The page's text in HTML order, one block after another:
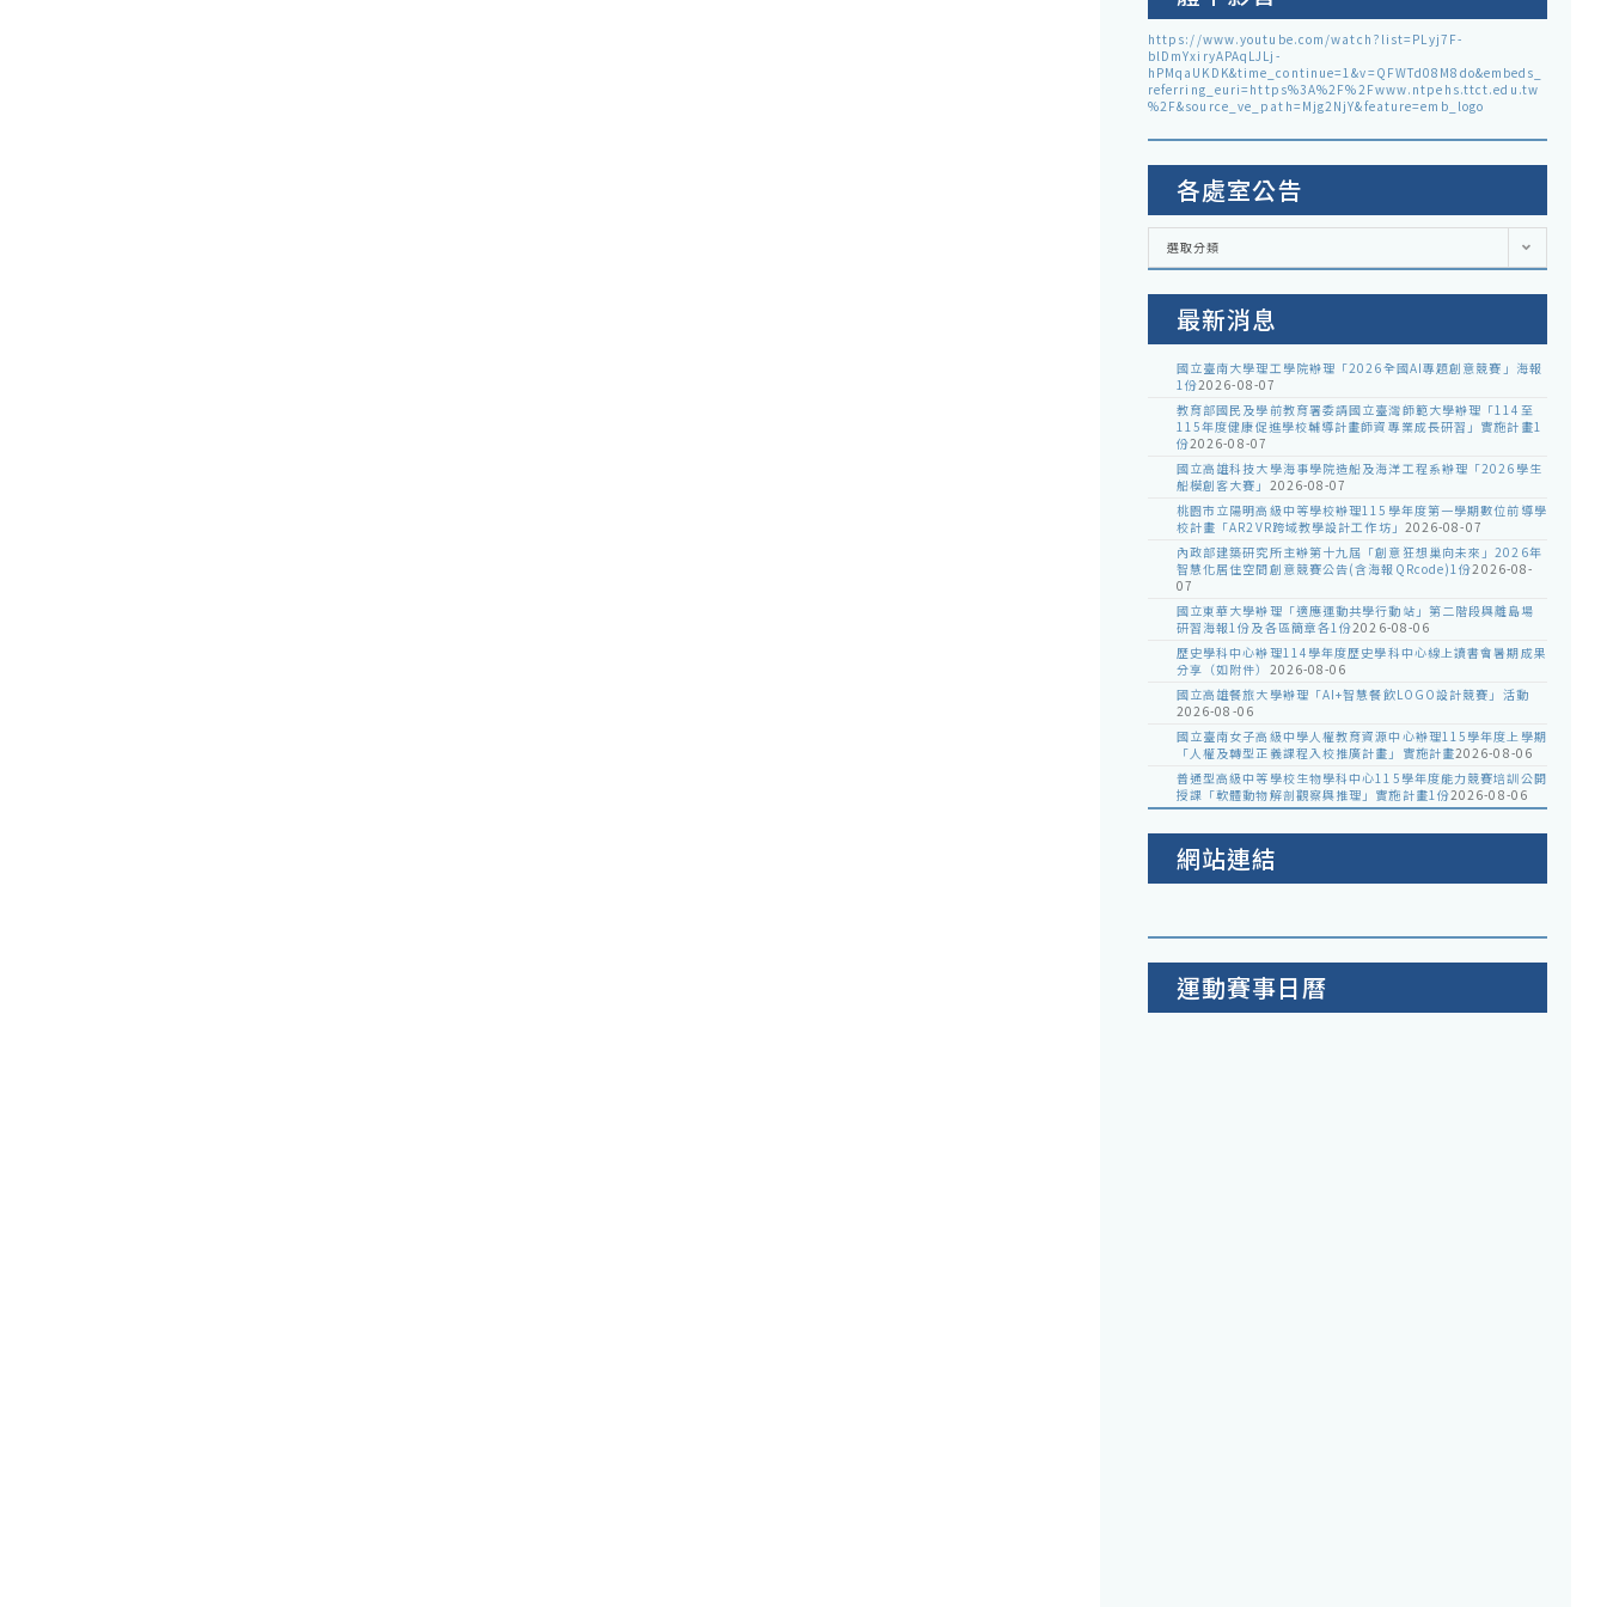
https://www.youtube.com/watch?list=PLyj7F-
blDmYxiryAPAqLJLj-
hPMqaUKDK&time_continue=1&v=QFWTd08M8do&embeds_
referring_euri=https%3A%2F%2Fwww.ntpehs.ttct.edu.tw
%2F&source_ve_path=Mjg2NjY&feature=emb_logo
各處室公告
各
室
選取分類
最新消息
國立臺南大學理工學院辦理「2026全國AI專題創意競賽」海報
1份2026-08-07
教育部國民及學前教育署委請國立臺灣師範大學辦理「114至
115年度健康促進學校輔導計畫師資專業成長研習」實施計畫1
份2026-08-07
國立高雄科技大學海事學院造船及海洋工程系辦理「2026學生
船模創客大賽」 2026-08-07
桃園市立陽明高級中等學校辦理115學年度第一學期數位前導學
校計畫「AR2VR跨域教學設計工作坊」 2026-08-07
內政部建築研究所主辦第十九屆「創意狂想巢向未來」2026年
智慧化居住空間創意競賽公告(含海報QRcode)1份2026-08-
07
國立東華大學辦理「適應運動共學行動站」第二階段與離島場
研習海報1份及各區簡章各1份2026-08-06
歷史學科中心辦理114學年度歷史學科中心線上讀書會暑期成果
分享（如附件） 2026-08-06
國立高雄餐旅大學辦理「AI+智慧餐飲LOGO設計競賽」活動
2026-08-06
國立臺南女子高級中學人權教育資源中心辦理115學年度上學期
「人權及轉型正義課程入校推廣計畫」實施計畫2026-08-06
普通型高級中等學校生物學科中心115學年度能力競賽培訓公開
授課「軟體動物解剖觀察與推理」實施計畫1份2026-08-06
網站連結
運動賽事日曆